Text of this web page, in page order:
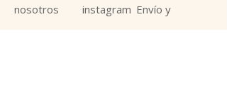
nosotros
instagram Envío y